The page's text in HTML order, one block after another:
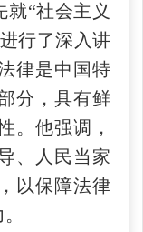
就“社会主义
行了深入讲
律是中国特
分，具有鲜
。他强调，
、人民当家
以保障法律